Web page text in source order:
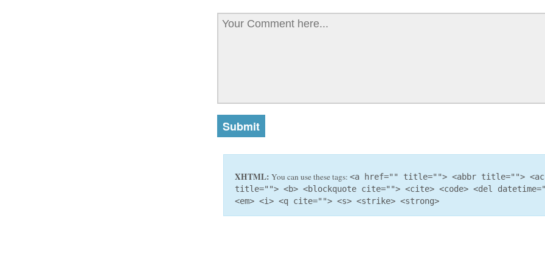
XHTML: You can use these tags: <a href="" title=""> <abbr title="">
title=""> <b> <blockquote cite=""> <cite> <code> <del
<em> <i> <q cite=""> <s> <strike> <strong>